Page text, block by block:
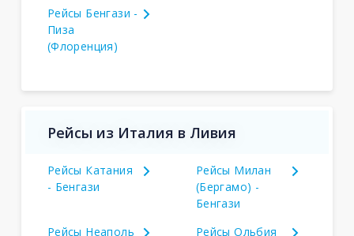
Рейсы Бенгази -
Пиза
(Флоренция)
Рейсы из Италия в Ливия
Рейсы Катания
- Бенгази
Рейсы Милан
(Бергамо) -
Бенгази
Рейсы Неаполь
Рейсы Ольбия